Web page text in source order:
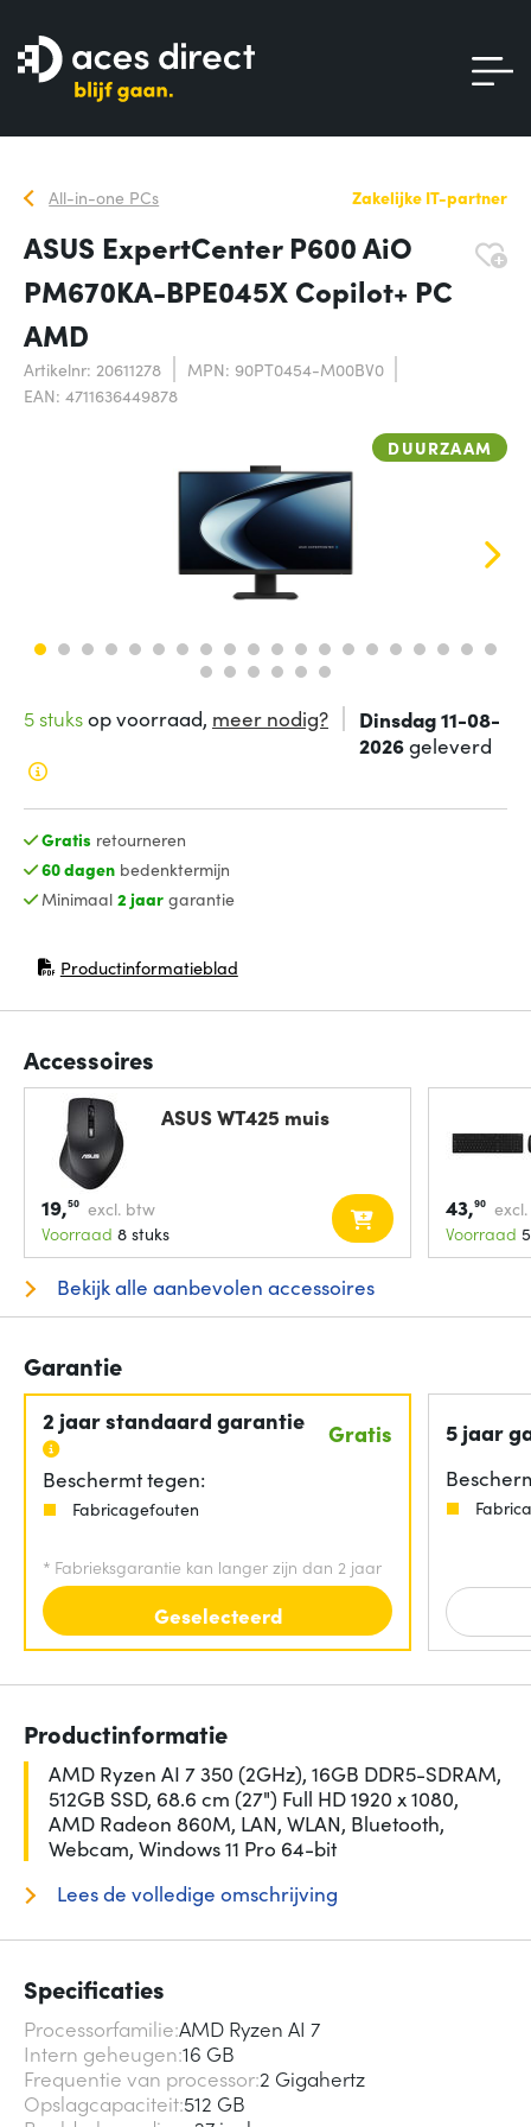
All-in-one PCs Zakelijke IT-partner
ASUS ExpertCenter P600 AiO
PM670KA-BPE045X Copilot+ PC
AMD
Artikelnr: 20611278
MPN: 90PT0454-M00BV0
EAN: 4711636449878
DUURZAAM
5 stuksop voorraad, meer nodig?
Dinsdag 11-08-
2026geleverd
Gratis retourneren
60 dagenbedenktermijn
Minimaal 2 jaargarantie
Productinformatieblad
(opent in nieuw venster)
Accessoires
ASUS WT425 muis
19,50 excl. btw
Voorraad 8 stuks
43,90
Voorraad
Bekijk alle aanbevolen accessoires
Garantie
2 jaar standaard garantie Gratis
Beschermt tegen:
Fabricagefouten
* Fabrieksgarantie kan langer zijn dan 2 jaar
Geselecteerd
5 jaar
Productinformatie
AMD Ryzen AI 7 350 (2GHz), 16GB DDR5-SDRAM,
512GB SSD, 68.6 cm (27") Full HD 1920 x 1080,
AMD Radeon 860M, LAN, WLAN, Bluetooth,
Webcam, Windows 11 Pro 64-bit
Lees de volledige omschrijving
Specificaties
Processorfamilie AMD Ryzen AI 7
Intern geheugen 16 GB
Frequentie van processor 2 Gigahertz
Opslagcapaciteit 512 GB